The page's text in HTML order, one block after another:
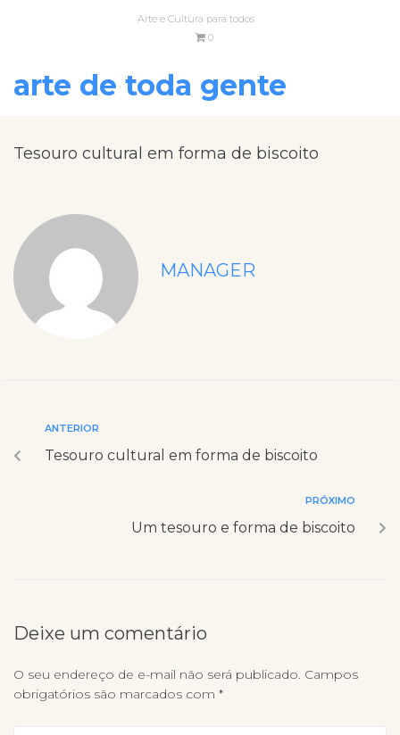
Arte e Cultura para todos
0
arte de toda gente
Tesouro cultural em forma de biscoito
MANAGER
ANTERIOR
Tesouro cultural em forma de biscoito
PRÓXIMO
Um tesouro e forma de biscoito
Deixe um comentário
O seu endereço de e-mail não será publicado. Campos
obrigatórios são marcados com *